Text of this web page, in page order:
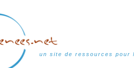
un site de ressources pour